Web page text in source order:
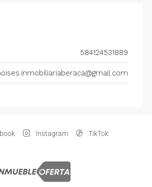
584124531889
Instagram TikTok